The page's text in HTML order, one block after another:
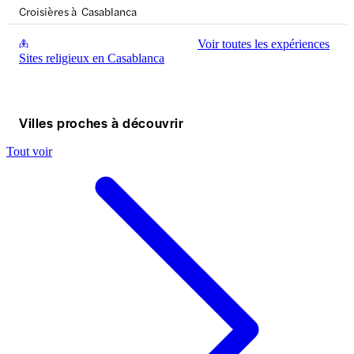
Croisières à Casablanca
Sites religieux en Casablanca
Voir toutes les expériences
Villes proches à découvrir
Tout voir